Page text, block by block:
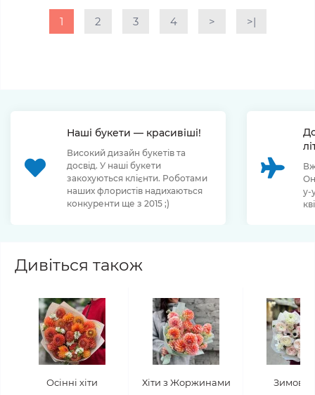
1 2 3 4 > >|
Наші букети — красивіші!
Високий дизайн букетів та
досвід. У наші букети
закохуються клієнти. Роботами
наших флористів надихаються
конкуренти ще з 2015 ;)
у-
Дивіться також
Осінні хіти Хіти з Жоржинами Зимові